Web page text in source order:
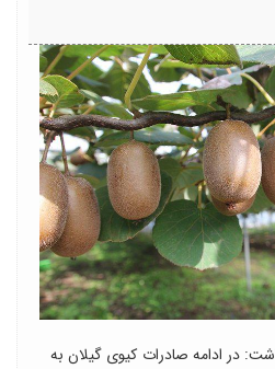
در ادامه صادرات کیوی گیلان به